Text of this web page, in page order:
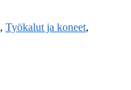
, Työkalut ja koneet,